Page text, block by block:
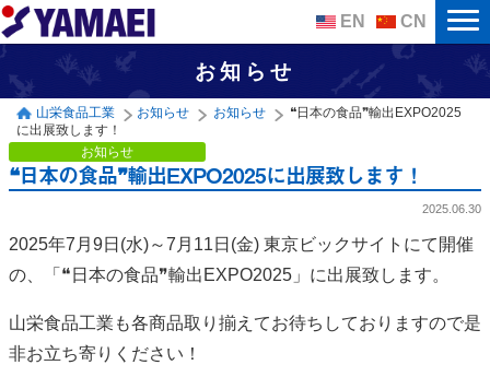
EN CN
お知らせ
山栄食品工業 お知らせ お知らせ
❝日本の食品❞輸出EXPO2025
に出展致します！
お知らせ
❝日本の食品❞輸出EXPO2025に出展致します！
2025.06.30
2025年7 月9日(水)～7月11日(金) 東京ビックサイトにて 開催
の、「❝日本の食品❞輸出EXPO2025」 に出展致します。
山栄食品工業も各商品取り揃えてお待ちしておりますので是
非お立ち寄りください！